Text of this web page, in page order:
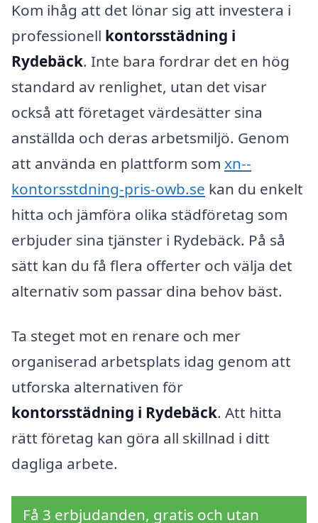
Kom ihåg att det lönar sig att investera i
professionell kontorsstädning i
Rydebäck. Inte bara fordrar det en hög
standard av renlighet, utan det visar
också att företaget värdesätter sina
anställda och deras arbetsmiljö. Genom
att använda en plattform som xn--
kontorsstdning-pris-owb.se kan du enkelt
hitta och jämföra olika städföretag som
erbjuder sina tjänster i Rydebäck. På så
sätt kan du få flera offerter och välja det
alternativ som passar dina behov bäst.
Ta steget mot en renare och mer
organiserad arbetsplats idag genom att
utforska alternativen för
kontorsstädning i Rydebäck. Att hitta
rätt företag kan göra all skillnad i ditt
dagliga arbete.
Få 3 erbjudanden, gratis och utan